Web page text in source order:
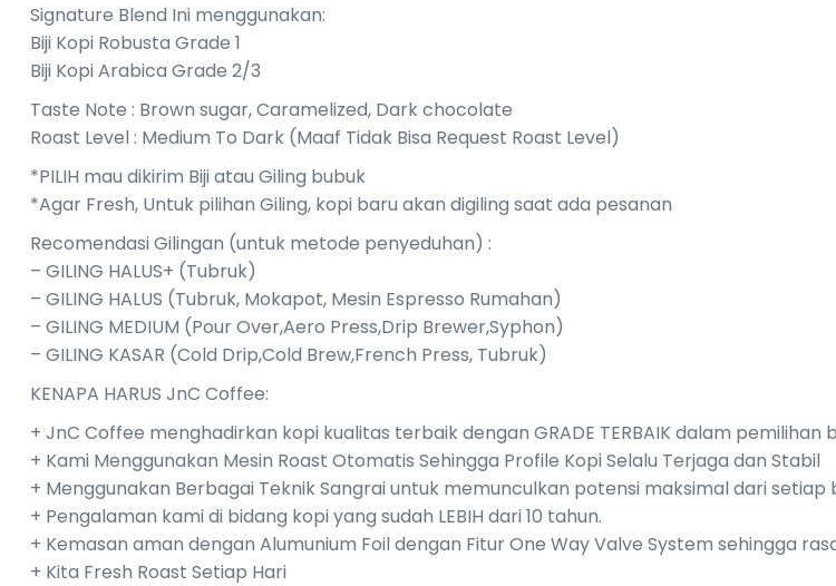
Signature Blend Ini menggunakan:
Biji Kopi Robusta Grade 1
Biji Kopi Arabica Grade 2/3
Taste Note : Brown sugar, Caramelized, Dark chocolate
Roast Level : Medium To Dark (Maaf Tidak Bisa Request Roast Level)
*PILIH mau dikirim Biji atau Giling bubuk
*Agar Fresh, Untuk pilihan Giling, kopi baru akan digiling saat ada pesanan
Recomendasi Gilingan (untuk metode penyeduhan) :
– GILING HALUS+ (Tubruk)
– GILING HALUS (Tubruk, Mokapot, Mesin Espresso Rumahan)
– GILING MEDIUM (Pour Over,Aero Press,Drip Brewer,Syphon)
– GILING KASAR (Cold Drip,Cold Brew,French Press, Tubruk)
KENAPA HARUS JnC Coffee:
+ JnC Coffee menghadirkan kopi kualitas terbaik dengan GRADE TERBAIK dalam pemilihan
+ Kami Menggunakan Mesin Roast Otomatis Sehingga Profile Kopi Selalu Terjaga dan Stabil
+ Menggunakan Berbagai Teknik Sangrai untuk memunculkan potensi maksimal dari setiap
+ Pengalaman kami di bidang kopi yang sudah LEBIH dari 10 tahun.
+ Kemasan aman dengan Alumunium Foil dengan Fitur One Way Valve System sehingga
+ Kita Fresh Roast Setiap Hari